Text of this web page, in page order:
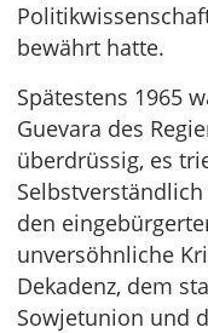
bewährt hatte.
Spätestens 1965
Guevara des
überdrüssig, es
den
unversöhnliche
Dekadenz, dem
Sowjetunion und